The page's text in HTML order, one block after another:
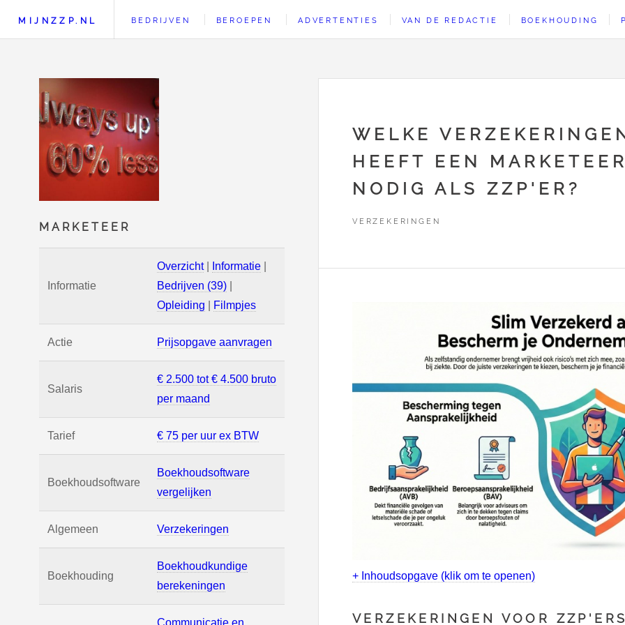
MARKETEER
Informatie
Overzicht| Informatie
Bedrijven (39)
Opleiding
Filmpjes
Actie Prijsopgave aanvragen
Salaris
€ 2.500 tot € 4.500 bruto
per maand
Tarief € 75 per uur ex BTW
Boekhoudsoftware
Boekhoudsoftware
vergelijken
Algemeen Verzekeringen
Boekhouding
Boekhoudkundige
berekeningen
Communicatie en
MIJNZZP.NL BEDRIJVEN BEROEPEN ADVERTENTIES VAN DE REDACTIE BOEKHOUDING
WELKE
HEEFT EEN
NODIG ALS ZZP'ER?
VERZEKERINGEN
+ Inhoudsopgave (klik om te openen)
VERZEKERINGEN VOOR